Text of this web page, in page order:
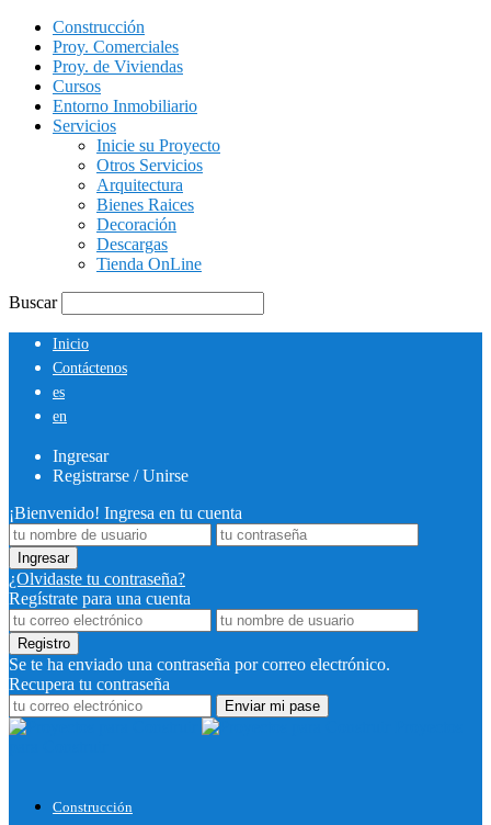
Construcción
Proy. Comerciales
Proy. de Viviendas
Cursos
Entorno Inmobiliario
Servicios
Inicie su Proyecto
Otros Servicios
Arquitectura
Bienes Raices
Decoración
Descargas
Tienda OnLine
Buscar
Inicio
Contáctenos
es
en
Ingresar
Registrarse / Unirse
¡Bienvenido! Ingresa en tu cuenta
¿Olvidaste tu contraseña?
Regístrate para una cuenta
Se te ha enviado una contraseña por correo electrónico.
Recupera tu contraseña
Construcción